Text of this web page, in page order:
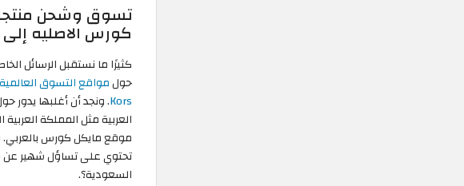
تسوق وشحن
كورس الاصليه إلى
كثيرًا ما نستقبل الرسائل
حولمواقع التسوق العالمية
Kors. ونجد أن أغلبها يدور
العربية مثل المملكة
موقع مايكل كورس بالعربي.
تحتوي على تساؤل شهير
السعودية؟.